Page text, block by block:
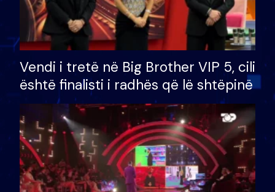
Vendi i tretë në Big Brother VIP 5, cili
është finalisti i radhës që lë shtëpinë